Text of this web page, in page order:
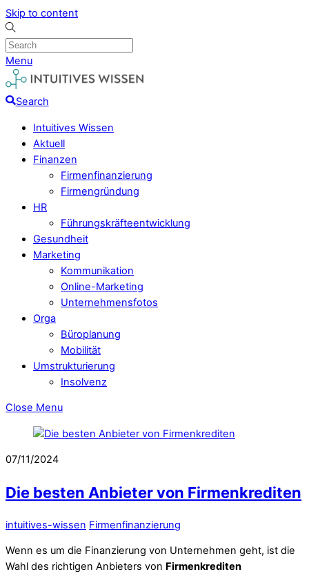
Skip to content
Menu
Search
Intuitives Wissen
Aktuell
Finanzen
Firmenfinanzierung
Firmengründung
HR
Führungskräfteentwicklung
Gesundheit
Marketing
Kommunikation
Online-Marketing
Unternehmensfotos
Orga
Büroplanung
Mobilität
Umstrukturierung
Insolvenz
Close Menu
07/11/2024
Die besten Anbieter von Firmenkrediten
intuitives-wissen Firmenfinanzierung
Wenn es um die Finanzierung von Unternehmen geht, ist die
Wahl des richtigen Anbieters von Firmenkrediten